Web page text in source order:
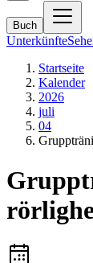
Buch
Unterkünfte
Startseite
Kalender
2026
juli
04